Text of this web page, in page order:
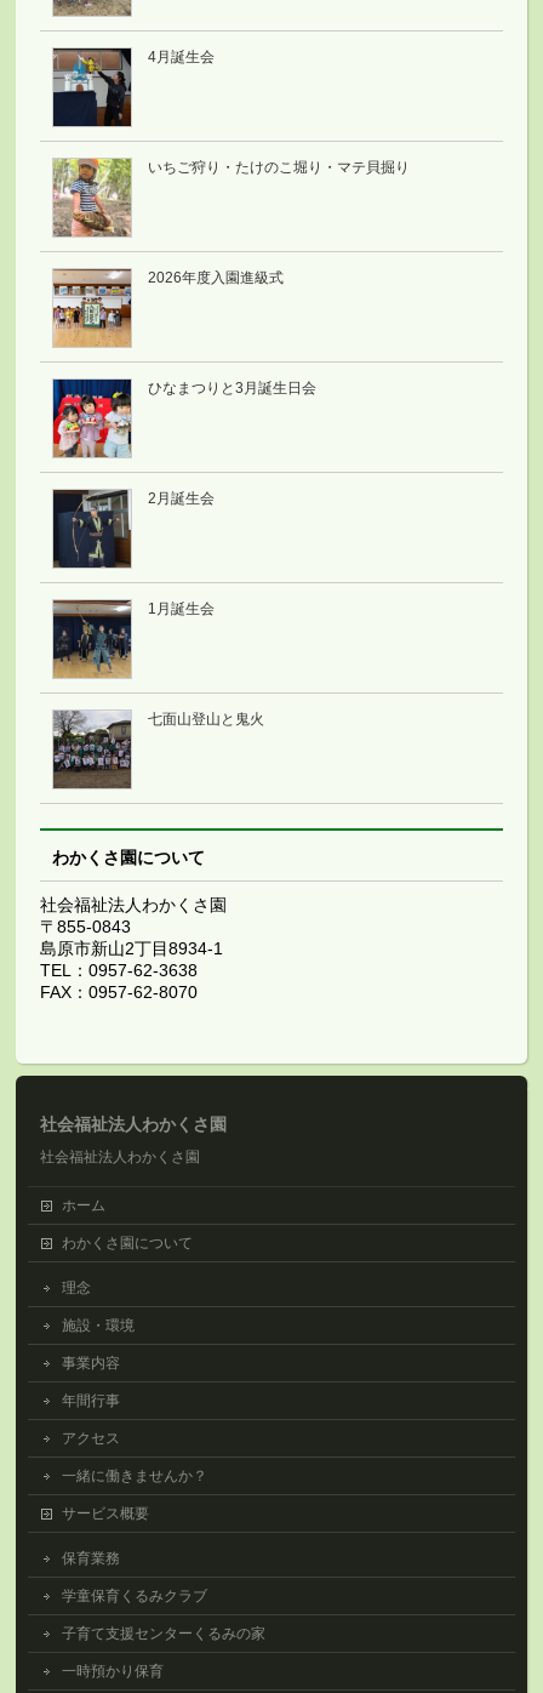
4月誕生会
いちご狩り・たけのこ堀り・マテ貝掘り
2026年度入園進級式
ひなまつりと3月誕生日会
2月誕生会
1月誕生会
七面山登山と鬼火
わかくさ園について
社会福祉法人わかくさ園
〒855-0843
島原市新山2丁目8934-1
TEL：0957-62-3638
FAX：0957-62-8070
社会福祉法人わかくさ園
社会福祉法人わかくさ園
ホーム
わかくさ園について
理念
施設・環境
事業内容
年間行事
アクセス
一緒に働きませんか？
サービス概要
保育業務
学童保育くるみクラブ
子育て支援センターくるみの家
一時預かり保育